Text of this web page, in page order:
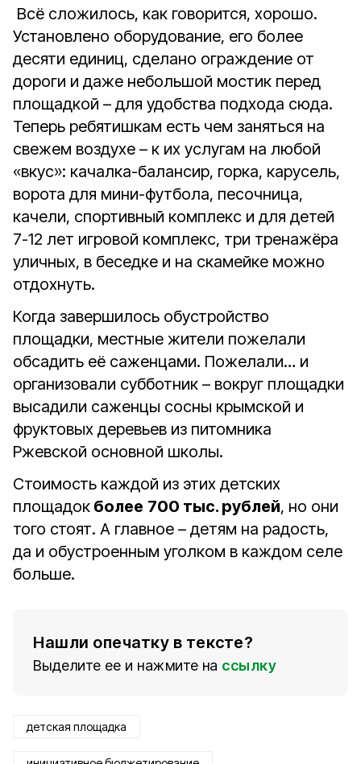
Всё сложилось, как говорится, хорошо.
Установлено оборудование, его более
десяти единиц, сделано ограждение от
дороги и даже небольшой мостик перед
площадкой – для удобства подхода сюда.
Теперь ребятишкам есть чем заняться на
свежем воздухе – к их услугам на любой
«вкус»: качалка-балансир, горка, карусель,
ворота для мини-футбола, песочница,
качели, спортивный комплекс и для детей
7-12 лет игровой комплекс, три тренажёра
уличных, в беседке и на скамейке можно
отдохнуть.
Когда завершилось обустройство
площадки, местные жители пожелали
обсадить её саженцами. Пожелали… и
организовали субботник – вокруг площадки
высадили саженцы сосны крымской и
фруктовых деревьев из питомника
Ржевской основной школы.
Стоимость каждой из этих детских
площадок более 700 тыс. рублей, но они
того стоят. А главное – детям на радость,
да и обустроенным уголком в каждом селе
больше.
Нашли опечатку в тексте?
Выделите ее и нажмите на ссылку
детская площадка